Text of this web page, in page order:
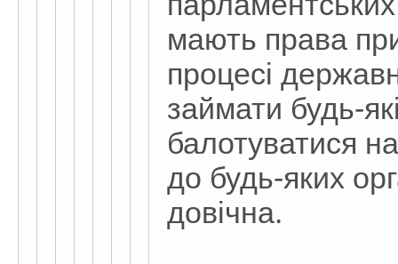
мають права
процесі
займати будь-
балотуватися
до будь-яких
довічна.